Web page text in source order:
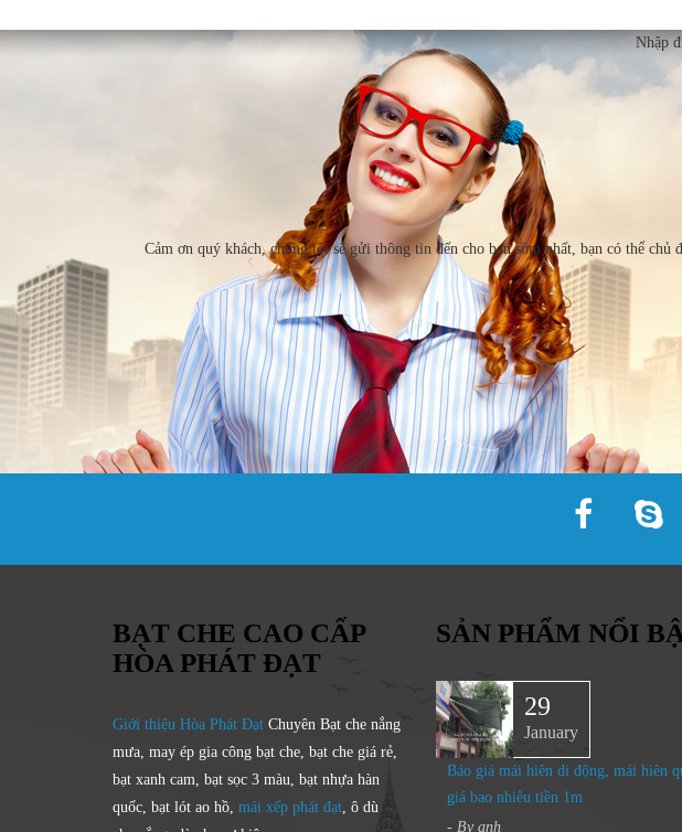
Nhập
Cảm ơn quý khách, chúng tôi sẽ gửi thông tin đến cho bạn sớm nhất, bạn có thể
BẠT CHE CAO CẤP
HÒA PHÁT ĐẠT
Giới thiệu Hòa Phát Đạt Chuyên Bạt che nắng
mưa, may ép gia công bạt che, bạt che giá rẻ,
bạt xanh cam, bạt sọc 3 màu, bạt nhựa hàn
quốc, bạt lót ao hồ, mái xếp phát đạt , ô dù
SẢN PHẨM NỔI
29
January
Báo giá mái hiên di động, mái hiên
giá bao nhiêu tiền 1m
- By anh